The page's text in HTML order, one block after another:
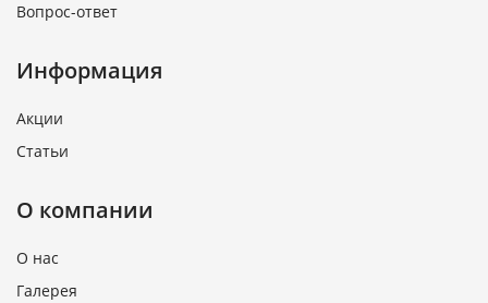
Вопрос-ответ
Информация
Акции
Статьи
О компании
О нас
Галерея